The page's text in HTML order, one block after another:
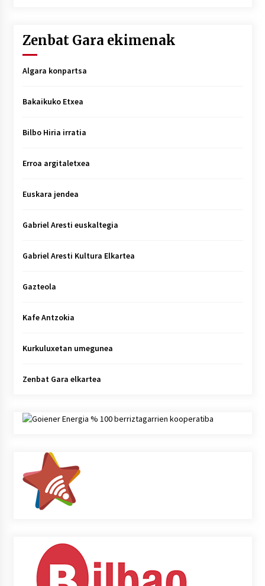
Zenbat Gara ekimenak
Algara konpartsa
Bakaikuko Etxea
Bilbo Hiria irratia
Erroa argitaletxea
Euskara jendea
Gabriel Aresti euskaltegia
Gabriel Aresti Kultura Elkartea
Gazteola
Kafe Antzokia
Kurkuluxetan umegunea
Zenbat Gara elkartea